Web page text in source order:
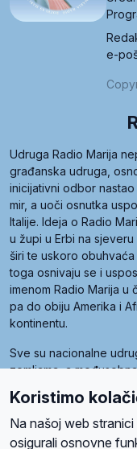
e-
Udruga Radio Marija
građanska udruga,
inicijativni odbor
mir, a uoči osnutka
Italije. Ideja o Radio
u župi u Erbi na
širi te uskoro
toga osnivaju se i
imenom Radio Marija
pa do obiju Amerika i
kontinentu.
Sve su nacionalne
zemljama, a
Radio Maria). Svjetsku
kojima je i hrvatska
Koristimo
Na našoj web
osigurali osnovne